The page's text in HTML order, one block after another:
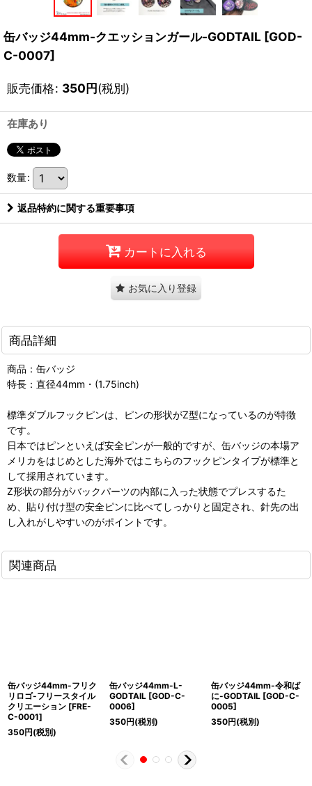
缶バッジ44mm-クエッションガール-GODTAIL [GOD-
C-0007]
販売価格: 350円(税別)
在庫あり
数量:
返品特約に関する重要事項
カートに入れる
お気に入り登録
商品詳細
商品：缶バッジ
特長：直径44mm・(1.75inch)
標準ダブルフックピンは、ピンの形状がZ型になっているのが特徴
です。
日本ではピンといえば安全ピンが一般的ですが、缶バッジの本場ア
メリカをはじめとした海外ではこちらのフックピンタイプが標準と
して採用されています。
Z形状の部分がバックパーツの内部に入った状態でプレスするた
め、貼り付け型の安全ピンに比べてしっかりと固定され、針先の出
し入れがしやすいのがポイントです。
関連商品
缶バッジ44mm-フリク
リロゴ-フリースタイル
クリエーション [FRE-
C-0001]
350円(税別)
缶バッジ44mm-L-
GODTAIL [GOD-C-
0006]
350円(税別)
缶バッジ44mm-令和ば
に-GODTAIL [GOD-C-
0005]
350円(税別)